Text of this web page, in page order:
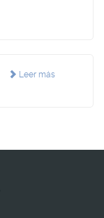
Leer más